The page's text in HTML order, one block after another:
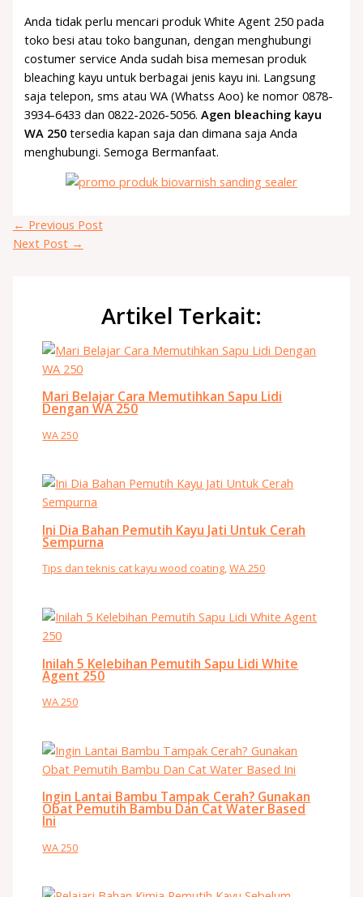
Anda tidak perlu mencari produk White Agent 250 pada
toko besi atau toko bangunan, dengan menghubungi
costumer service Anda sudah bisa memesan produk
bleaching kayu untuk berbagai jenis kayu ini. Langsung
saja telepon, sms atau WA (Whatss Aoo) ke nomor 0878-
3934-6433 dan 0822-2026-5056.Agen bleaching kayu
WA 250 tersedia kapan saja dan dimana saja Anda
menghubungi. Semoga Bermanfaat.
← Previous Post
Next Post →
Artikel Terkait:
Mari Belajar Cara Memutihkan Sapu Lidi
Dengan WA 250
WA 250
Ini Dia Bahan Pemutih Kayu Jati Untuk Cerah
Sempurna
Tips dan teknis cat kayu wood coating,WA 250
Inilah 5 Kelebihan Pemutih Sapu Lidi White
Agent 250
WA 250
Ingin Lantai Bambu Tampak Cerah? Gunakan
Obat Pemutih Bambu Dan Cat Water Based
Ini
WA 250